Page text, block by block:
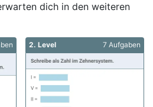
dich in den weiteren
2. Level 7 Aufgaben